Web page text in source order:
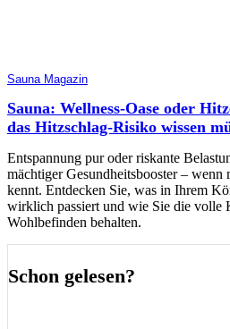
Sauna Magazin
Sauna: Wellness-Oase oder
das Hitzschlag-Risiko wissen
Entspannung pur oder riskante
mächtiger Gesundheitsbooster – wenn
kennt. Entdecken Sie, was in Ihrem
wirklich passiert und wie Sie die volle
Wohlbefinden behalten.
Schon gelesen?